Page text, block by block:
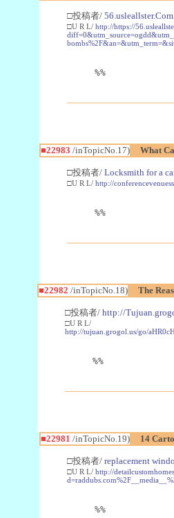
□投稿者/ 56.usleallster.Com
□U R L/ http://https://
%%
■22983 /inTopicNo.17) What
□投稿者/ Locksmith for a
□U R L/ http://
%%
■22982 /inTopicNo.18) The
□投稿者/ http://
□U R L/
http://tujuan.grogol.us/go/
%%
■22981 /inTopicNo.19) 14
□投稿者/ replacement
□U R L/ http://
%%